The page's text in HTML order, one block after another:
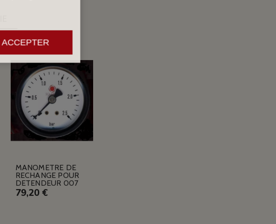
MANOMETRE DE
RECHANGE POUR
DETENDEUR 007
79,20 €